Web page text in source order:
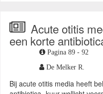
Acute otitis
een korte
Pagina 89 - 92
De Melker R.
Bij acute otitis media heeft